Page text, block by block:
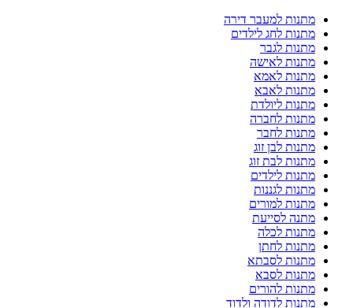
מתנות למעבר דירה
מתנות לחג לילדים
מתנות לגבר
מתנות לאישה
מתנות לאמא
מתנות לאבא
מתנות ליולדת
מתנות לחברה
מתנות לחבר
מתנות לבן זוג
מתנות לבת זוג
מתנות לילדים
מתנות לגננות
מתנות למורים
מתנה לסייעת
מתנות לכלה
מתנות לחתן
מתנות לסבתא
מתנות לסבא
מתנות להורים
מתנות לדודה ולדוד